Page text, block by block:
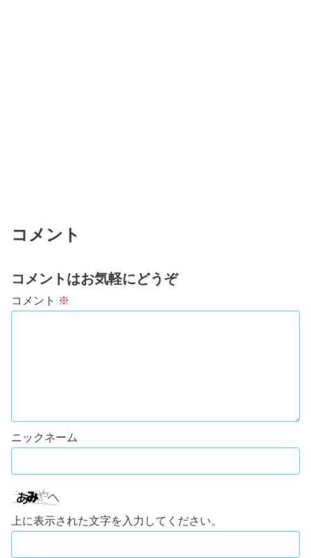
コメント
コメントはお気軽にどうぞ
コメント ※
上に表示された文字を入力してください。